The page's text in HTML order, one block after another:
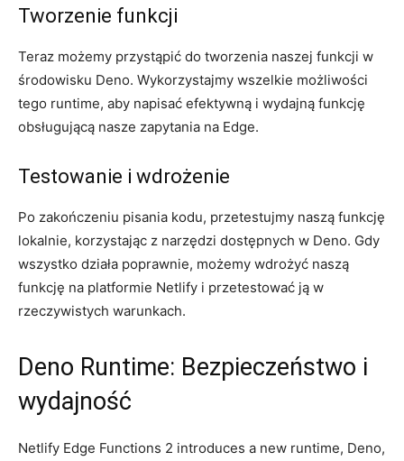
Tworzenie funkcji
Teraz możemy przystąpić ​do tworzenia⁢ naszej funkcji w
⁣środowisku‍ Deno. Wykorzystajmy‍ wszelkie możliwości
tego runtime, aby ‍napisać‍ efektywną i wydajną funkcję
obsługującą nasze zapytania‌ na Edge.
Testowanie i wdrożenie
Po zakończeniu pisania kodu, przetestujmy naszą funkcję
lokalnie, ⁣korzystając z narzędzi dostępnych w ​Deno. Gdy
wszystko ⁢działa poprawnie, ⁢możemy wdrożyć naszą
funkcję na platformie Netlify i przetestować ją w
rzeczywistych warunkach.
Deno Runtime: Bezpieczeństwo i
wydajność
Netlify Edge Functions 2 ​introduces ⁣a new runtime, Deno,